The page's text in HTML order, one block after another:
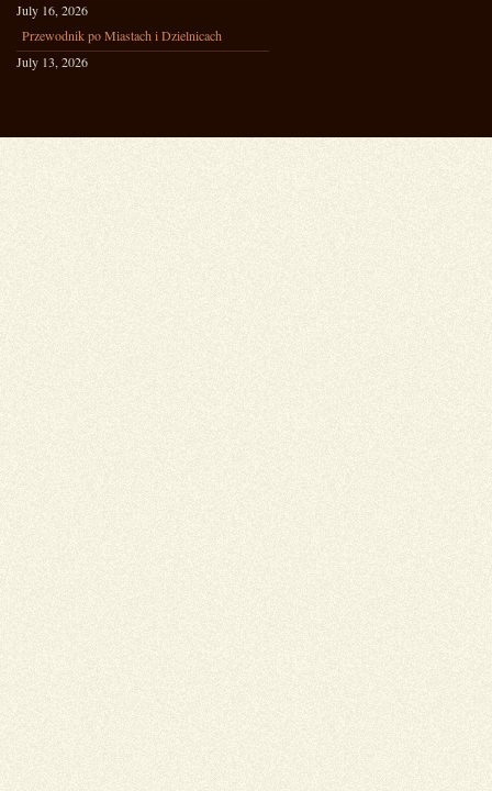
July 16, 2026
Przewodnik po Miastach i Dzielnicach
July 13, 2026